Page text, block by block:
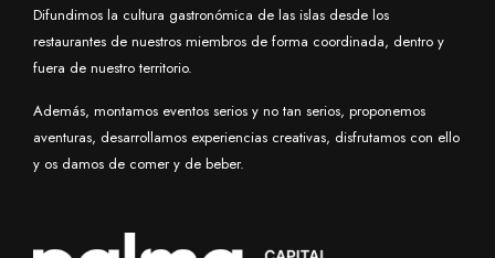
Difundimos la cultura gastronómica de las islas desde los
restaurantes de nuestros miembros de forma coordinada, dentro y
fuera de nuestro territorio.
Además, montamos eventos serios y no tan serios, proponemos
aventuras, desarrollamos experiencias creativas, disfrutamos con ello
y os damos de comer y de beber.